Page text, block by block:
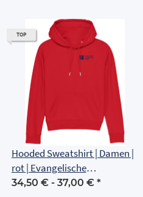
TOP
Hooded Sweatshirt | Damen |
rot | Evangelische
Grundschule Erfurt
34,50 € - 37,00 € *